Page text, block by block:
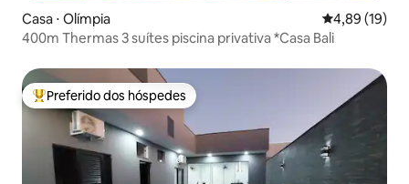
Casa ⋅ Olímpia 4,89 de uma
4,89 (19)
400m Thermas 3 suítes piscina privativa *Casa Bali
Entre os melhores preferidos dos hóspedes
Preferido dos hóspedes